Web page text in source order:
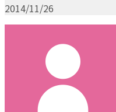
2014/11/26